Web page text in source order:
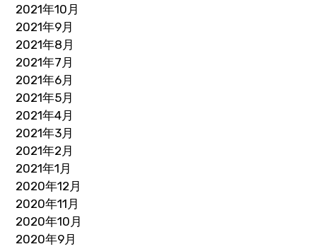
2021年10月
2021年9月
2021年8月
2021年7月
2021年6月
2021年5月
2021年4月
2021年3月
2021年2月
2021年1月
2020年12月
2020年11月
2020年10月
2020年9月